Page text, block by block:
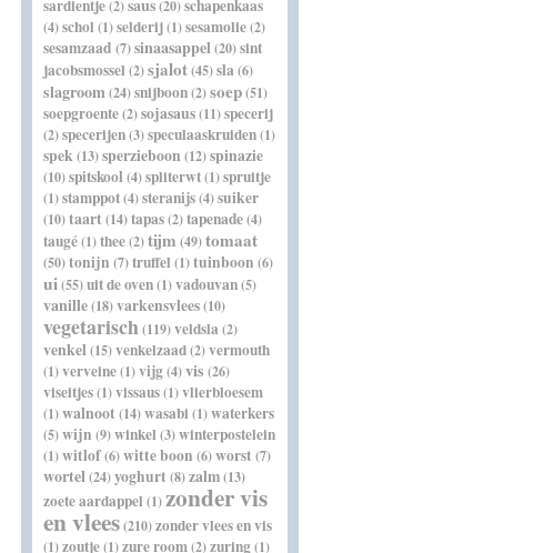
sardientje(2)saus(20)schapenkaas
(4)schol (1)selderij(1)sesamolie(2)
sesamzaad (7)sinaasappel(20)sint
jacobsmossel (2)sjalot(45)sla(6)
slagroom(24)snijboon(2)soep(51)
soepgroente(2)sojasaus(11)specerij
(2)specerijen(3)speculaaskruiden(1)
spek(13)sperzieboon (12)spinazie
(10)spitskool (4)spliterwt(1)spruitje
(1)stamppot(4)steranijs(4)suiker
(10)taart(14)tapas(2)tapenade(4)
taugé(1)thee(2)tijm (49)tomaat
(50)tonijn (7)truffel (1)tuinboon (6)
ui(55)uit de oven(1)vadouvan(5)
vanille(18)varkensvlees(10)
vegetarisch(119)veldsla (2)
venkel(15)venkelzaad(2)vermouth
(1)verveine(1)vijg(4)vis (26)
viseitjes(1)vissaus(1)vlierbloesem
(1)walnoot(14)wasabi (1)waterkers
(5)wijn (9)winkel (3)winterpostelein
(1)witlof(6)witte boon (6)worst (7)
wortel(24)yoghurt (8)zalm(13)
zoete aardappel (1)zonder vis
en vlees(210)zonder vlees en vis
(1)zoutje(1)zure room(2)zuring(1)